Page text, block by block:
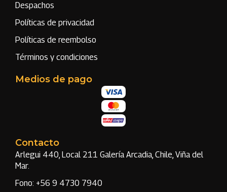
Despachos
Políticas de privacidad
Políticas de reembolso
Términos y condiciones
Medios de pago
Contacto
Arlegui 440, Local 211 Galería Arcadia, Chile, Viña del
Mar.
Fono: +56 9 4730 7940